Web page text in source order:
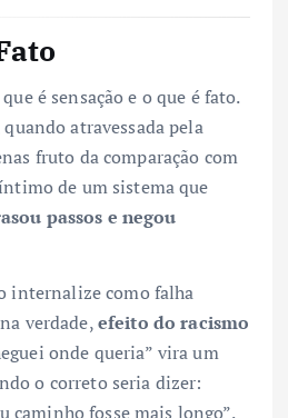
é sensação e o que é fato.
atravessada pela
fruto da comparação com
de um sistema que
passos e negou
internalize como falha
verdade,efeito do racismo
onde queria” vira um
o correto seria dizer:
caminho fosse mais longo”.